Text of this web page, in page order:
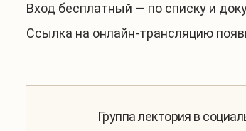
Вход бесплатный — по списку и
Ссылка на онлайн-трансляцию
Группа лектория в